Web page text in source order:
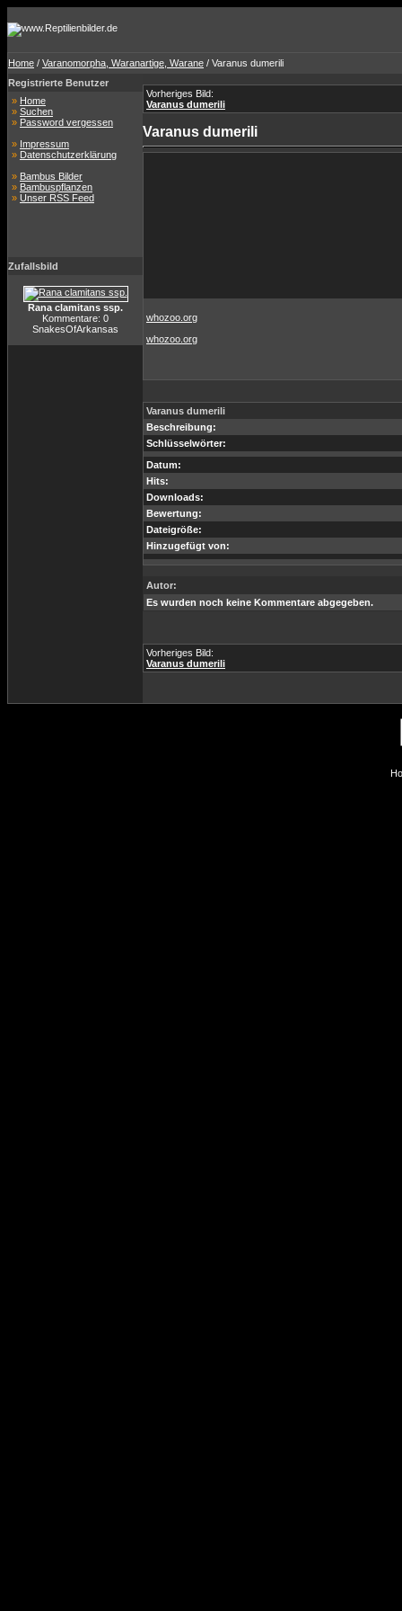
Home / Varanomorpha, Waranartige, Warane / Varanus dumerili
Registrierte Benutzer
» Home
» Suchen
» Password vergessen
» Impressum
» Datenschutzerklärung
» Bambus Bilder
» Bambuspflanzen
» Unser RSS Feed
Zufallsbild
Rana clamitans ssp.
Kommentare: 0
SnakesOfArkansas
Vorheriges Bild:
Varanus dumerili
Varanus dumerili
whozoo.org
whozoo.org
Varanus dumerili
Beschreibung:
Schlüsselwörter:
Datum:
Hits:
Downloads:
Bewertung:
Dateigröße:
Hinzugefügt von:
Autor:
Es wurden noch keine Kommentare abgegeben.
Vorheriges Bild:
Varanus dumerili